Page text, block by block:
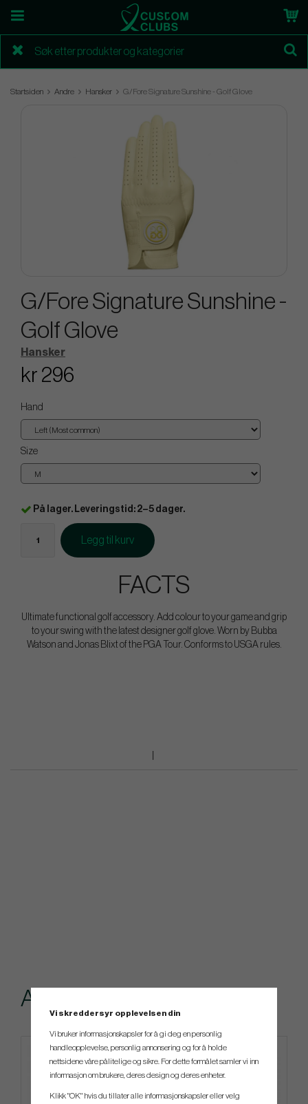
Startsiden Andre Hansker G/Fore Signature Sunshine - Golf Glove
G/Fore Signature Sunshine -
Golf Glove
Hansker
kr 296
Hand
Size
På lager. Leveringstid: 2–5 dager.
Legg til kurv
FACTS
Ultimate functional golf accessory. Add colour to your game and grip
to your swing with the latest designer golf glove. Worn by Bubba
Watson and Jonas Blixt of the PGA Tour. Conforms to USGA rules.
Andre kjøpte også
Vi skreddersyr opplevelsen din
Vi bruker informasjonskapsler for å gi deg en personlig
handleopplevelse, personlig annonsering og for å holde
nettsidene våre pålitelige og sikre. For dette formålet samler vi inn
informasjon om brukere, deres design og deres enheter.
Klikk "OK" hvis du tillater alle informasjonskapsler eller velg